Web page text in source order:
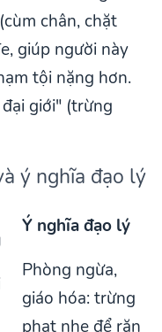
chân, chặt
giúp người này
tội nặng hơn.
giới" (trừng
ý nghĩa đạo lý
Ý nghĩa đạo lý
Phòng ngừa,
giáo hóa: trừng
phạt nhẹ để răn